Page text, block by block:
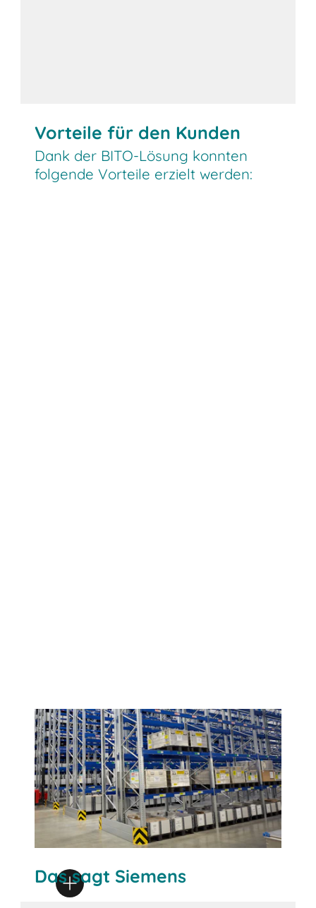
Vorteile für den Kunden
Dank der BITO-Lösung konnten
folgende Vorteile erzielt werden:
Das sagt Siemens